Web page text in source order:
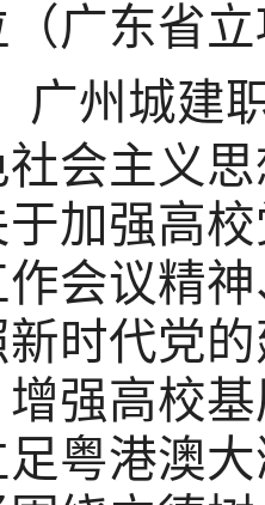
广东省
广州城建
会主义
加强高
会议精
新时代党
强高校
粤港澳